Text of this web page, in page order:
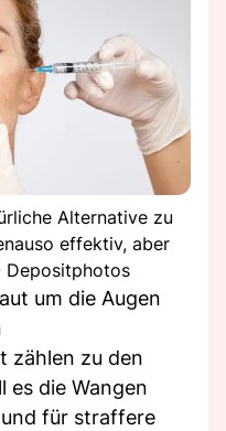
Alternative zu
effektiv, aber
Depositphotos
um die Augen
zählen zu den
es die Wangen
für straffere